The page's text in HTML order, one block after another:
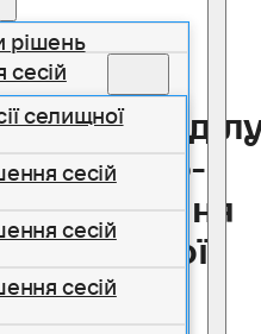
рішень
селищної
сесій
сесій
сесій
планування
селищної